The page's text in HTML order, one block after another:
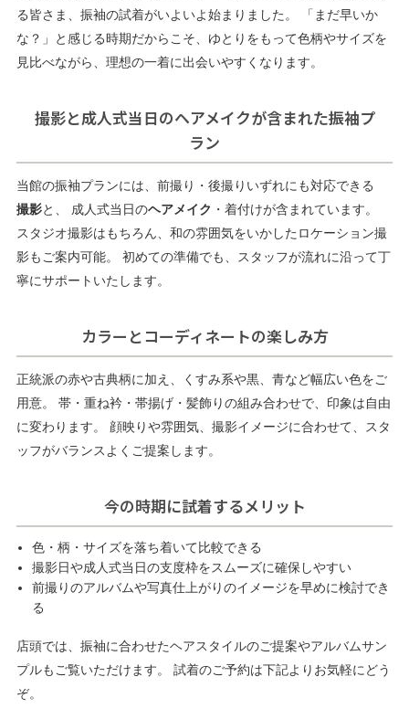
る皆さま、振袖の試着がいよいよ始まりました。 「まだ早いか
な？」と感じる時期だからこそ、ゆとりをもって色柄やサイズを
見比べながら、理想の一着に出会いやすくなります。
撮影と成人式当日のヘアメイクが含まれた振袖プ
ラン
当館の振袖プランには、前撮り・後撮りいずれにも対応できる
撮影と、 成人式当日のヘアメイク ・着付けが含まれています。
スタジオ撮影はもちろん、和の雰囲気をいかしたロケーション撮
影もご案内可能。 初めての準備でも、スタッフが流れに沿って丁
寧にサポートいたします。
カラーとコーディネートの楽しみ方
正統派の赤や古典柄に加え、くすみ系や黒、青など幅広い色をご
用意。 帯・重ね衿・帯揚げ・髪飾りの組み合わせで、印象は自由
に変わります。 顔映りや雰囲気、撮影イメージに合わせて、スタ
ッフがバランスよくご提案します。
今の時期に試着するメリット
色・柄・サイズを落ち着いて比較できる
撮影日や成人式当日の支度枠をスムーズに確保しやすい
前撮りのアルバムや写真仕上がりのイメージを早めに検討でき
る
店頭では、振袖に合わせたヘアスタイルのご提案やアルバムサン
プルもご覧いただけます。 試着のご予約は下記よりお気軽にどう
ぞ。